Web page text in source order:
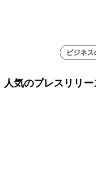
ビジネ
人気のプレスリリー